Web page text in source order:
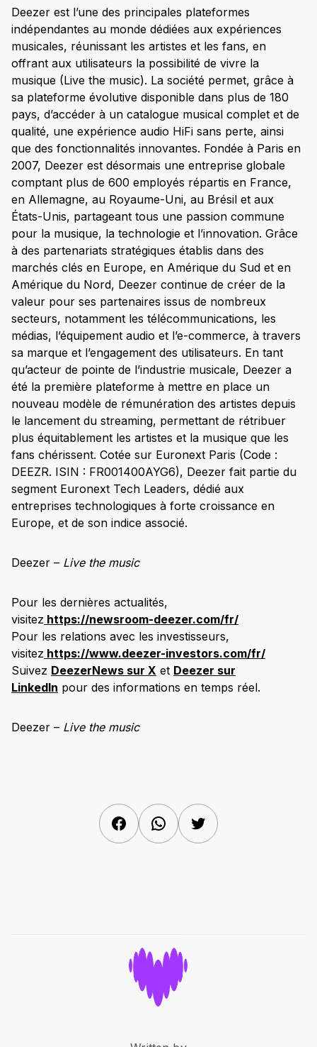
Deezer est l’une des principales plateformes
indépendantes au monde dédiées aux expériences
musicales, réunissant les artistes et les fans, en
offrant aux utilisateurs la possibilité de vivre la
musique (Live the music). La société permet, grâce à
sa plateforme évolutive disponible dans plus de 180
pays, d’accéder à un catalogue musical complet et de
qualité, une expérience audio HiFi sans perte, ainsi
que des fonctionnalités innovantes. Fondée à Paris en
2007, Deezer est désormais une entreprise globale
comptant plus de 600 employés répartis en France,
en Allemagne, au Royaume-Uni, au Brésil et aux
États-Unis, partageant tous une passion commune
pour la musique, la technologie et l’innovation. Grâce
à des partenariats stratégiques établis dans des
marchés clés en Europe, en Amérique du Sud et en
Amérique du Nord, Deezer continue de créer de la
valeur pour ses partenaires issus de nombreux
secteurs, notamment les télécommunications, les
médias, l’équipement audio et l’e-commerce, à travers
sa marque et l’engagement des utilisateurs. En tant
qu’acteur de pointe de l’industrie musicale, Deezer a
été la première plateforme à mettre en place un
nouveau modèle de rémunération des artistes depuis
le lancement du streaming, permettant de rétribuer
plus équitablement les artistes et la musique que les
fans chérissent. Cotée sur Euronext Paris (Code :
DEEZR. ISIN : FR001400AYG6), Deezer fait partie du
segment Euronext Tech Leaders, dédié aux
entreprises technologiques à forte croissance en
Europe, et de son indice associé.
Deezer – Live the music
Pour les dernières actualités,
visitez https://newsroom-deezer.com/fr/
Pour les relations avec les investisseurs,
visitez https://www.deezer-investors.com/fr/
Suivez DeezerNews sur X et Deezer sur
LinkedIn pour des informations en temps réel.
Deezer – Live the music
FacebookWhatsAppTwitter